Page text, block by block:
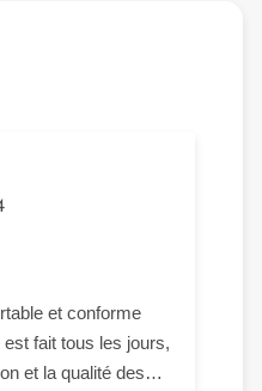
et conforme
fait tous les jours,
et la qualité des